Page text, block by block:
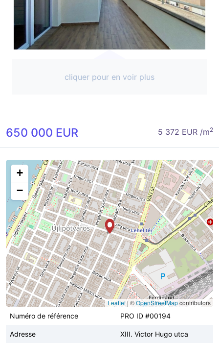
cliquer pour en voir plus
650 000 EUR 5 372 EUR /m2
+
−
Leaflet | ©OpenStreetMapcontributors
Numéro de référence
PRO ID #00194
Adresse XIII. Victor Hugo utca